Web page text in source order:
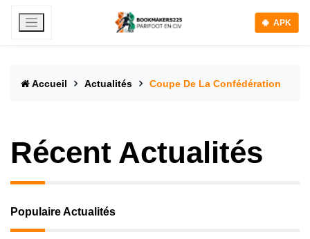
APK
Accueil Actualités Coupe De La Confédération
Récent Actualités
Populaire Actualités